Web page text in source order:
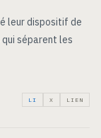
leur dispositif de
séparent les
LI X LIEN